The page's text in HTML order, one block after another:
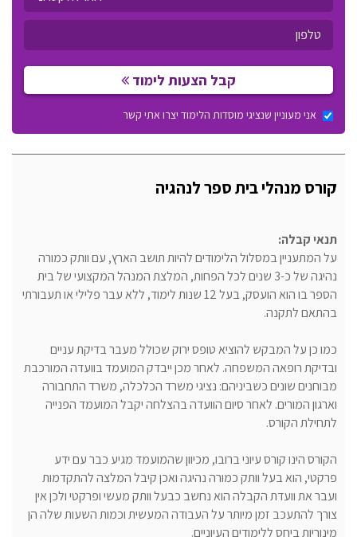
קבל הצעות לימוד
אני מעוניין שנציגי מוסדות הלימוד יצרו אתי קשר
קורס מנהלי בית ספר לנהגיה
תנאי קבלה:
על המתעניין במסלול הלימודים להיות תושב הארץ, עם וותק כמורה
נהיגה של כ-3 שנים לכל הפחות, המלצת המנהל המקצועי של בית
הספר בו הוא הועסק, בעל 12 שנות לימוד, ללא עבר פלילי או תעבורתי
בהתאם לתקנה.
כמו כן על המבקש להוציא טופס ירוק שכולל מעבר בדיקת עניים
ובדיקת רופאה המשפחה. לאחר מכן ייבדק המועמד בוועדה המורכבת
מבוחנים שונים כשביניהם: נציגי משרד הכלכלה, משרד התחבורה
וארגון המורים. לאחר סיום הוועדה בהצלחה יקבל המועמד הפנייה
לתחילת הקורס.
הקורס הינו קורס עיוני ברובו, מכיוון שהמועמד מגיע כבר עם ידע
פרקטי, הוא בעל וותק כמורה נהיגה ואכן קיבל המלצה להתקדמות
ועבר את וועדת הקבלה הוא נחשב כבעל וותק מעשי ופרקטי ולכן אין
צורך להתעכב זמן מיותר על העבודה המעשית וכמות השעות שלה הן
מינוריות ביחס ללימודים העיוניים.